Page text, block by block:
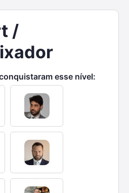
/
esse nível: